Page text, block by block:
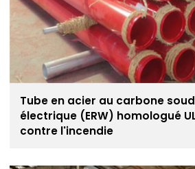
Tube en acier au carbone
électrique (ERW) homologué
contre l'incendie